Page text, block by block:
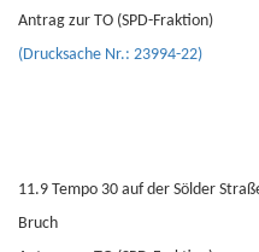
Antrag zur TO (SPD-Fraktion)
(Drucksache Nr.: 23994-22)
11.9 Tempo 30 auf der Sölder
Bruch